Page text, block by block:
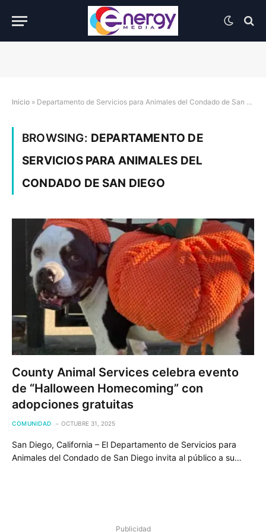
Inicio » Departamento de Servicios para Animales del Condado de San Diego
BROWSING: DEPARTAMENTO DE
SERVICIOS PARA ANIMALES DEL
CONDADO DE SAN DIEGO
County Animal Services celebra evento
de “Halloween Homecoming” con
adopciones gratuitas
COMUNIDAD OCTUBRE 31, 2025
San Diego, California – El Departamento de Servicios para
Animales del Condado de San Diego invita al público a su…
Publicidad